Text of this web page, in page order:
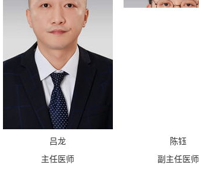
吕龙
主任医师
陈钰
副主任医师